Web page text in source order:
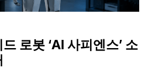
로봇 ‘AI 사피엔스’ 소